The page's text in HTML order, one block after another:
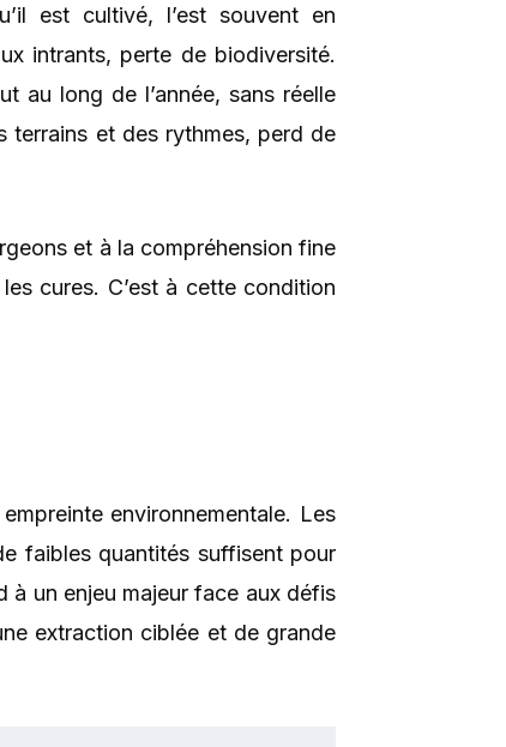
est cultivé, l’est souvent en
intrants, perte de biodiversité.
au long de l’année, sans réelle
terrains et des rythmes, perd de
et à la compréhension fine
cures. C’est à cette condition
environnementale. Les
faibles quantités suffisent pour
un enjeu majeur face aux défis
extraction ciblée et de grande